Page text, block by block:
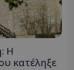
Η
κατέληξε